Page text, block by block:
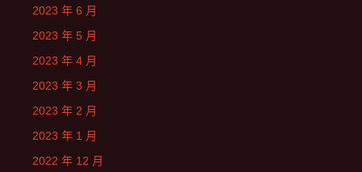
2023 年 6 月
2023 年 5 月
2023 年 4 月
2023 年 3 月
2023 年 2 月
2023 年 1 月
2022 年 12 月